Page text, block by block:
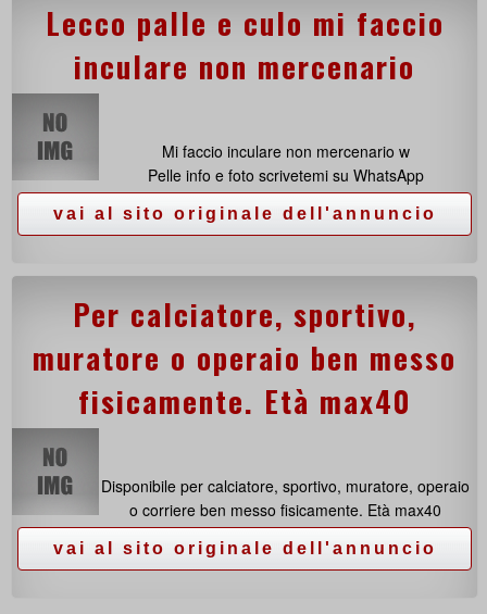
Lecco palle e culo mi faccio
inculare non mercenario
Mi faccio inculare non mercenario w
Pelle info e foto scrivetemi su WhatsApp
Per calciatore, sportivo,
muratore o operaio ben messo
fisicamente. Età max40
Disponibile per calciatore, sportivo, muratore, operaio
o corriere ben messo fisicamente. Età max40